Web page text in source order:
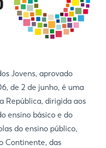
Jovens, aprovado
de 2 de junho, é uma
República, dirigida aos
ensino básico e do
do ensino público,
Continente, das